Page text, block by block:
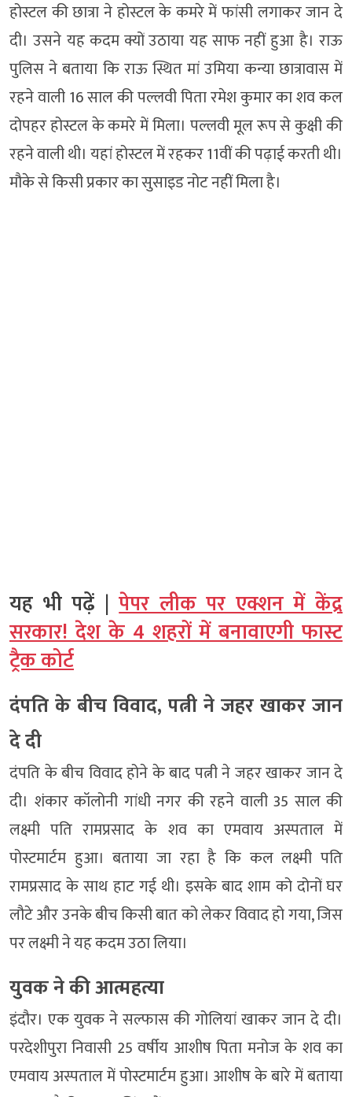
होस्टल की छात्रा ने होस्टल के कमरे में फांसी लगाकर जान दे
दी। उसने यह कदम क्यों उठाया यह साफ नहीं हुआ है। राऊ
पुलिस ने बताया कि राऊ स्थित मां उमिया कन्या छात्रावास में
रहने वाली 16 साल की पल्लवी पिता रमेश कुमार का शव कल
दोपहर होस्टल के कमरे में मिला। पल्लवी मूल रूप से कुक्षी की
रहने वाली थी। यहां होस्टल में रहकर 11वीं की पढ़ाई करती थी।
मौके से किसी प्रकार का सुसाइड नोट नहीं मिला है।
यह भी पढ़ें |पेपर लीक पर एक्शन में केंद्र
सरकार! देश के 4 शहरों में बनावाएगी फास्ट
ट्रैक कोर्ट
दंपति के बीच विवाद, पत्नी ने जहर खाकर जान
दे दी
दंपति के बीच विवाद होने के बाद पत्नी ने जहर खाकर जान दे
दी। शंकार कॉलोनी गांधी नगर की रहने वाली 35 साल की
लक्ष्मी पति रामप्रसाद के शव का एमवाय अस्पताल में
पोस्टमार्टम हुआ। बताया जा रहा है कि कल लक्ष्मी पति
रामप्रसाद के साथ हाट गई थी। इसके बाद शाम को दोनों घर
लौटे और उनके बीच किसी बात को लेकर विवाद हो गया, जिस
पर लक्ष्मी ने यह कदम उठा लिया।
युवक ने की आत्महत्या
इंदौर। एक युवक ने सल्फास की गोलियां खाकर जान दे दी।
परदेशीपुरा निवासी 25 वर्षीय आशीष पिता मनोज के शव का
एमवाय अस्पताल में पोस्टमार्टम हुआ। आशीष के बारे में बताया